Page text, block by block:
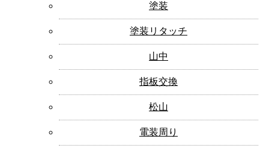
塗装
塗装リタッチ
山中
指板交換
松山
電装周り